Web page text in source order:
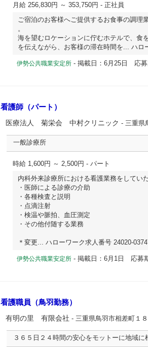
月給 256,830円 ～ 353,750円 - 正社員
ご宿泊のお客様へご提供するお食事の調理
。
海を望むロケーションに佇むホテルで、食
を伝えながら、お客様の滞在時間を... ハロ
伊勢公共職業安定所 - 掲載日：6月25日 応
看護師（パート）
医療法人 菊栄会 中村クリニック - 三重県
一般診療所
時給 1,600円 ～ 2,500円 - パート
内科外来診療所における看護業務をしてい
・医師による診療の介助
・各種検査と説明
・点滴注射
・検温や脈拍、血圧測定
・その他付随する業務
＊変更... ハローワーク求人番号 24020-
伊勢公共職業安定所 - 掲載日：6月1日 応募
看護職員（鳥羽勤務）
有明の里 有限会社 - 三重県鳥羽市相差町１
３６５日２４時間の安心をモットーに地域